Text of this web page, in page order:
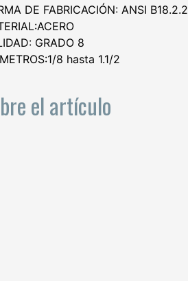
DE FABRICACIÓN: ANSI B18.2.2
GRADO 8
8 hasta 1.1/2
el artículo